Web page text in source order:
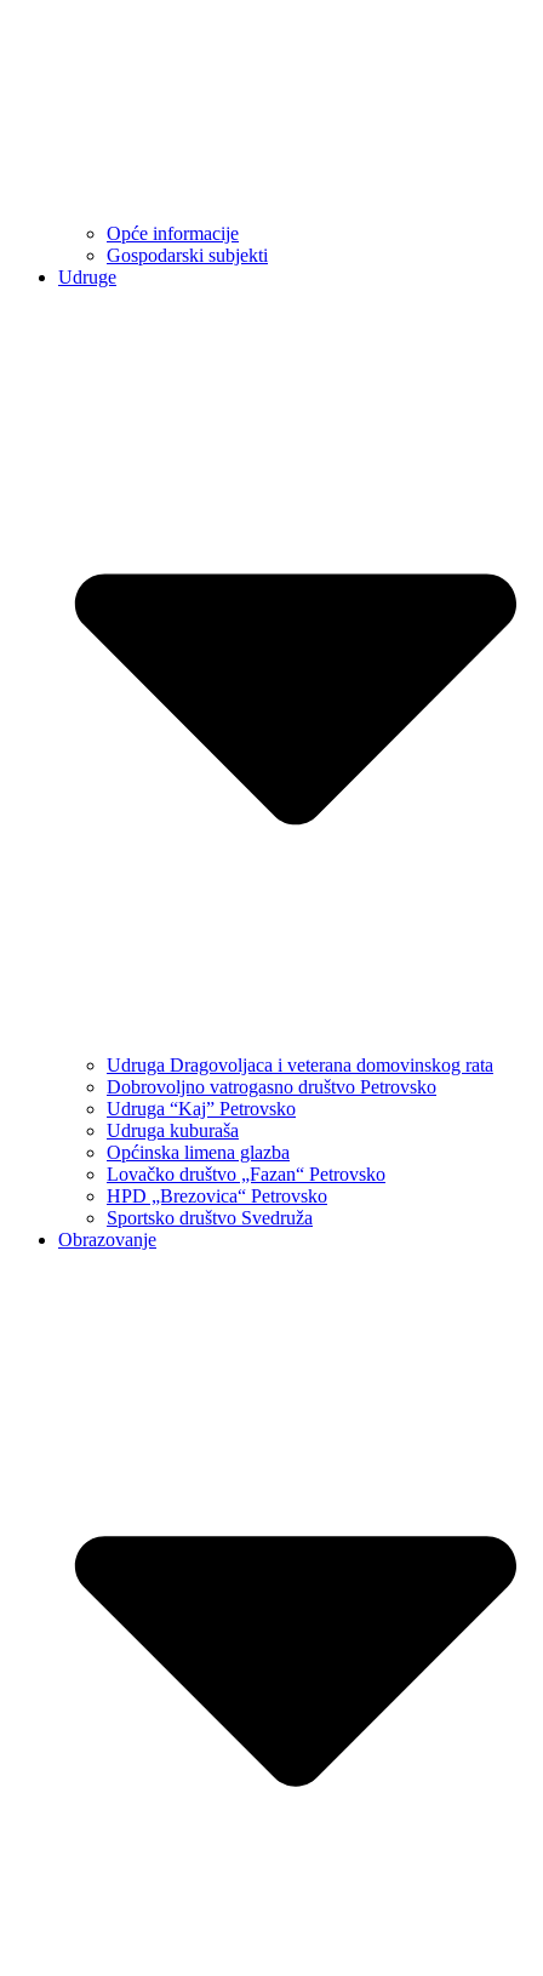
Opće informacije
Gospodarski subjekti
Udruge
Udruga Dragovoljaca i veterana domovinskog rata
Dobrovoljno vatrogasno društvo Petrovsko
Udruga “Kaj” Petrovsko
Udruga kuburaša
Općinska limena glazba
Lovačko društvo „Fazan“ Petrovsko
HPD „Brezovica“ Petrovsko
Sportsko društvo Svedruža
Obrazovanje